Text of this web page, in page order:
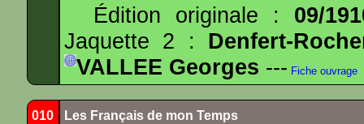
Édition originale : 09/
Jaquette 2 : Denfert-
VALLEE Georges --- Fiche ouvrage
010 Les Français de mon Temps